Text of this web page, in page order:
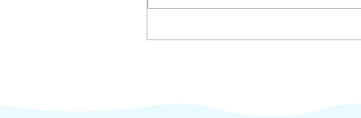
國際環保博覽公眾展覽